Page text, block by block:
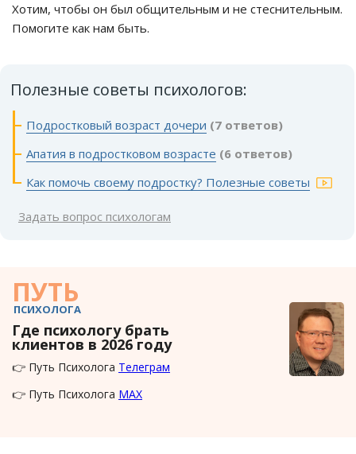
Хотим, чтобы он был общительным и не стеснительным.
Помогите как нам быть.
Полезные советы психологов:
Подростковый возраст дочери (7 ответов)
Апатия в подростковом возрасте (6 ответов)
Как помочь своему подростку? Полезные советы
Задать вопрос психологам
ПУТЬ
ПСИХОЛОГА
Где психологу брать
клиентов в 2026 году
👉 Путь Психолога Телеграм
👉 Путь Психолога MAX